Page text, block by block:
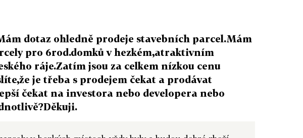
dotaz ohledně prodeje stavebních parcel.Mám
pro 6rod.domků v hezkém,atraktivním
ráje.Zatím jsou za celkem nízkou cenu
je třeba s prodejem čekat a prodávat
čekat na investora nebo developera nebo